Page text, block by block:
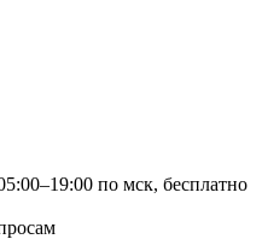
по мск, бесплатно